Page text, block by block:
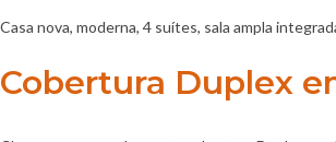
Casa nova, moderna, 4 suítes, sala ampla
Cobertura Duplex